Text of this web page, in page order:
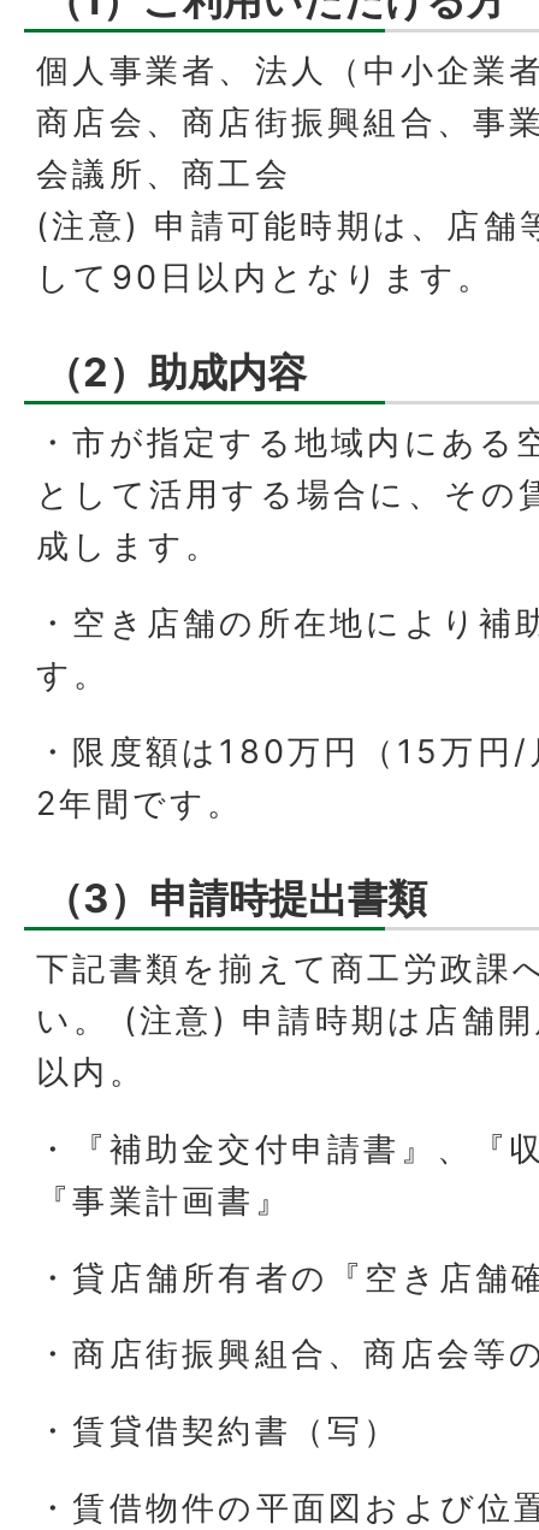
個人事業者、法人（中小企業
商店会、商店街振興組合、事
会議所、商工会
(注意) 申請可能時期は、店舗
して90日以内となります。
（2）助成内容
・市が指定する地域内にある
として活用する場合に、その
成します。
・空き店舗の所在地により補
す。
・限度額は180万円（15万円
2年間です。
（3）申請時提出書類
下記書類を揃えて商工労政課
い。 (注意) 申請時期は店舗
以内。
・『補助金交付申請書』、『
『事業計画書』
・貸店舗所有者の『空き店舗
・商店街振興組合、商店会等
・賃貸借契約書（写）
・賃借物件の平面図および位